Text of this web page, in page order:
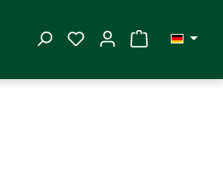
Du hast 0 Produkte